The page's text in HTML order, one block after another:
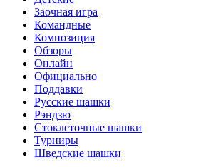
Заочная игра
Командные
Композиция
Обзоры
Онлайн
Официально
Поддавки
Русские шашки
Рэндзю
Стоклеточные шашки
Турниры
Шведские шашки